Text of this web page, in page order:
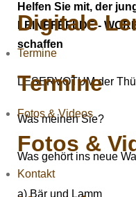
Digitale
Termine
Termine
Fotos & Videos
Fotos &
Kontakt
Helfen Sie mit, der
LEINEFEFLDE -
schaffen
LESERVOTUM der
Was meinen Sie?
Was gehört ins neue
a) Bär und Lamm